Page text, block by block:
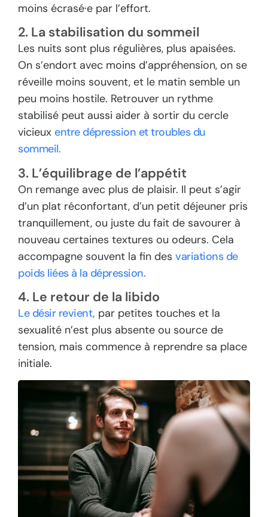
moins écrasé·e par l’effort.
2. La stabilisation du sommeil
Les nuits sont plus régulières, plus apaisées.
On s’endort avec moins d’appréhension, on se
réveille moins souvent, et le matin semble un
peu moins hostile. Retrouver un rythme
stabilisé peut aussi aider à sortir du cercle
vicieux entre dépression et troubles du
sommeil.
3. L’équilibrage de l’appétit
On remange avec plus de plaisir. Il peut s’agir
d’un plat réconfortant, d’un petit déjeuner pris
tranquillement, ou juste du fait de savourer à
nouveau certaines textures ou odeurs. Cela
accompagne souvent la fin des variations de
poids liées à la dépression.
4. Le retour de la libido
Le désir revient, par petites touches et la
sexualité n’est plus absente ou source de
tension, mais commence à reprendre sa place
initiale.